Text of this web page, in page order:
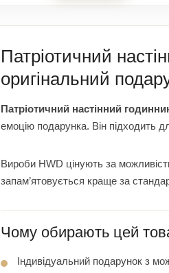
Патріотичний
оригінальний
Патріотичний настінний
емоцію подарунка. Він підходить
Вироби HWD цінують за
запам’ятовується краще за
Чому обирають цей
Індивідуальний подарунок з